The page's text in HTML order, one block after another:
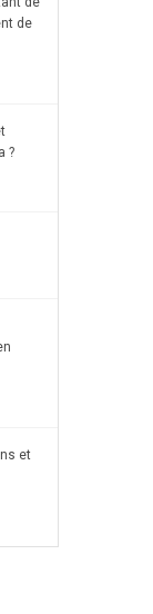
de
?
et